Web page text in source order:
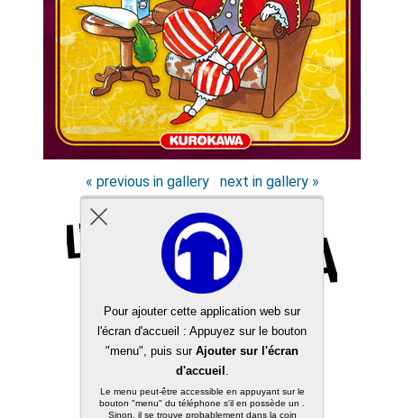
« previous in gallery next in gallery »